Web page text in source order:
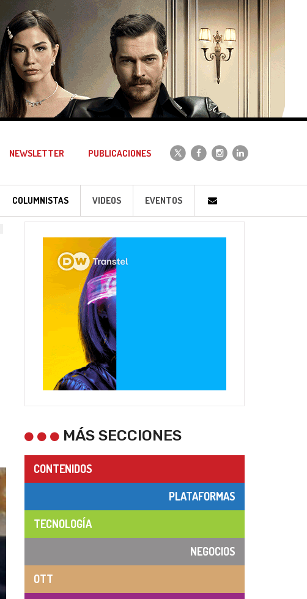
NEWSLETTER PUBLICACIONES
COLUMNISTAS VIDEOS EVENTOS
MÁS SECCIONES
CONTENIDOS
PLATAFORMAS
TECNOLOGÍA
NEGOCIOS
OTT